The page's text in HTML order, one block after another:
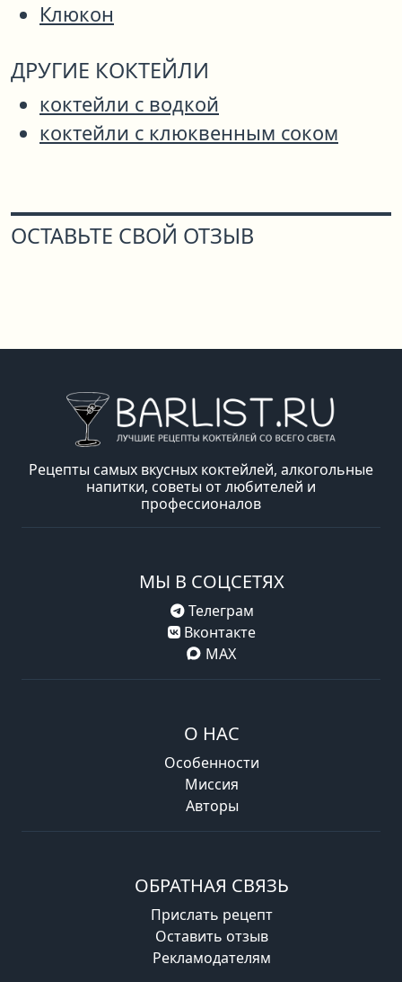
Клюкон
ДРУГИЕ КОКТЕЙЛИ
коктейли с водкой
коктейли с клюквенным соком
ОСТАВЬТЕ СВОЙ ОТЗЫВ
Рецепты самых вкусных коктейлей, алкогольные
напитки, советы от любителей и
профессионалов
МЫ В СОЦСЕТЯХ
Телеграм
Вконтакте
MAX
О НАС
Особенности
Миссия
Авторы
ОБРАТНАЯ СВЯЗЬ
Прислать рецепт
Оставить отзыв
Рекламодателям